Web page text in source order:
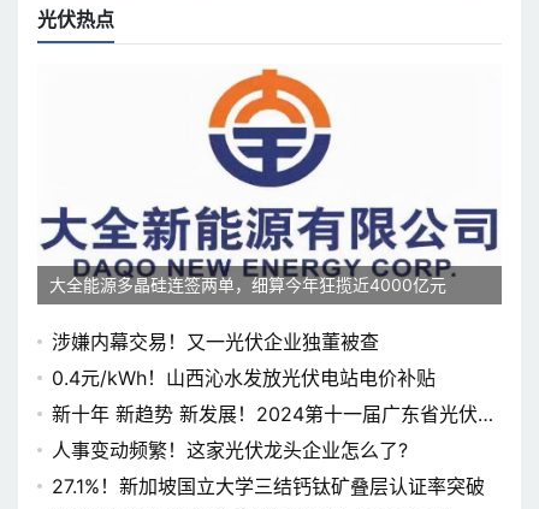
光伏热点
大全能源多晶硅连签两单，细算今年狂揽近4000亿元
涉嫌内幕交易！又一光伏企业独董被查
0.4元/kWh！山西沁水发放光伏电站电价补贴
新十年 新趋势 新发展！2024第十一届广东省光伏论
坛即将开幕
人事变动频繁！这家光伏龙头企业怎么了?
27.1%！新加坡国立大学三结钙钛矿叠层认证率突破